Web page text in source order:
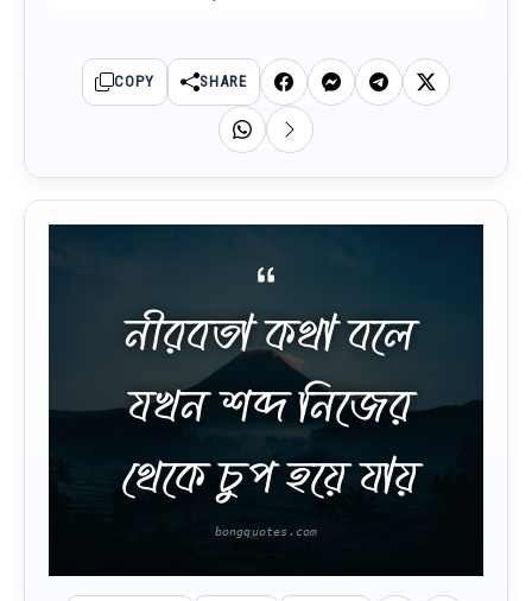
COPY SHARE
নীরবতা কথা বলে
যখন শব্দ নিজের
থেকে চুপ হয়ে যায়